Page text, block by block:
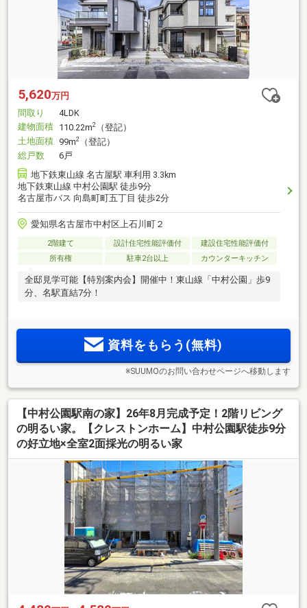
5,620万円
間取り
4LDK
建物面積 110.22m2
（登記）
土地面積 99m2
（登記）
総戸数
6戸
地下鉄東山線 名古屋駅 車利用 3.3km
地下鉄東山線 中村公園駅 徒歩9分
名古屋市バス 向島町町五丁目 徒歩2分
愛知県名古屋市中村区上石川町２
2階建て 設計住宅性能評価付
建設住宅性能評価付
所有権
駐車2台以上 カウンターキッチン
全邸見学可能【特別案内会】開催中！東山線「中村公園」歩9
分、名駅直結7分！
資料をもらう(無料)
※SUUMOのお問い合わせページへ移動します
【中村公園駅南の家】26年8月完成予定！2階リビング
の明るい家。【クレストンホーム】中村公園駅徒歩9分
の好立地×全室2面採光の明るい家